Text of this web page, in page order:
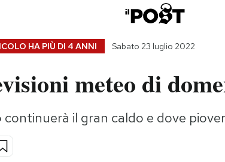
HA PIÙ DI 4 ANNI Sabato 23 luglio 2022
meteo di
il gran caldo e dove